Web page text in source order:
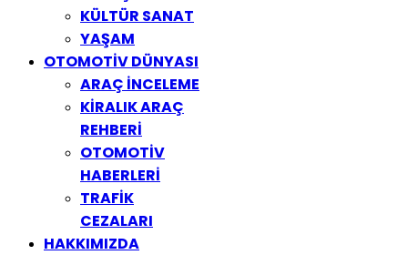
KÜLTÜR SANAT
YAŞAM
OTOMOTİV DÜNYASI
ARAÇ İNCELEME
KİRALIK ARAÇ
REHBERİ
OTOMOTİV
HABERLERİ
TRAFİK
CEZALARI
HAKKIMIZDA